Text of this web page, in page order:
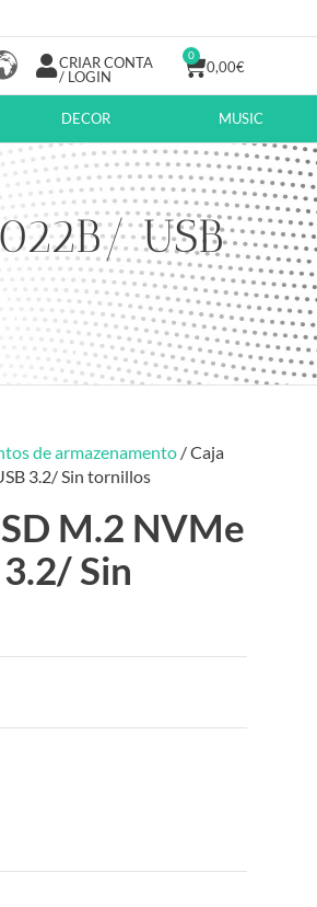
CRIAR CONTA
/ LOGIN
0,00€
0
DECOR MUSIC
USB
de armazenamento / Caja
3.2/ Sin tornillos
M.2 NVMe
Sin